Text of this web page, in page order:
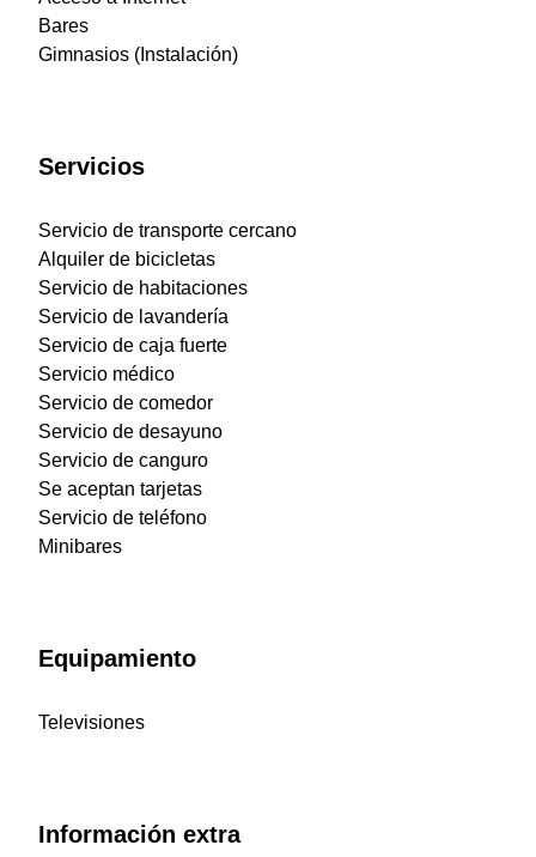
Bares
Gimnasios (Instalación)
Servicios
Servicio de transporte cercano
Alquiler de bicicletas
Servicio de habitaciones
Servicio de lavandería
Servicio de caja fuerte
Servicio médico
Servicio de comedor
Servicio de desayuno
Servicio de canguro
Se aceptan tarjetas
Servicio de teléfono
Minibares
Equipamiento
Televisiones
Información extra